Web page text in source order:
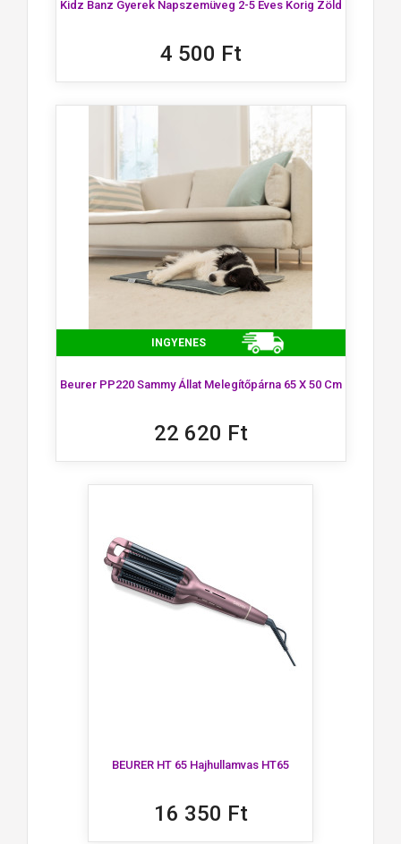
Kidz Banz Gyerek Napszemüveg 2-5 Éves Korig Zöld
4 500 Ft
INGYENES
Beurer PP220 Sammy Állat Melegítőpárna 65 X 50 Cm
22 620 Ft
BEURER HT 65 Hajhullamvas HT65
16 350 Ft